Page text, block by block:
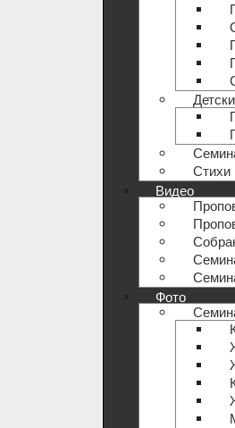
Стихи
Видео
Фото